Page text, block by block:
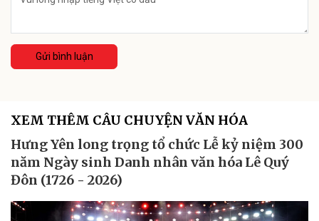
Gửi bình luận
XEM THÊM CÂU CHUYỆN VĂN HÓA
Hưng Yên long trọng tổ chức Lễ kỷ niệm 300
năm Ngày sinh Danh nhân văn hóa Lê Quý
Đôn (1726 - 2026)